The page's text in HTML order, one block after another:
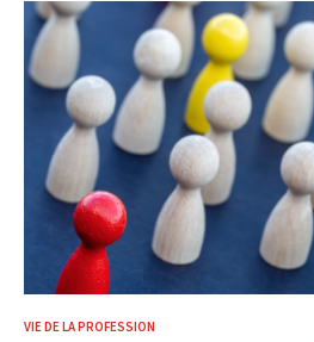
VIE DE LA PROFESSION